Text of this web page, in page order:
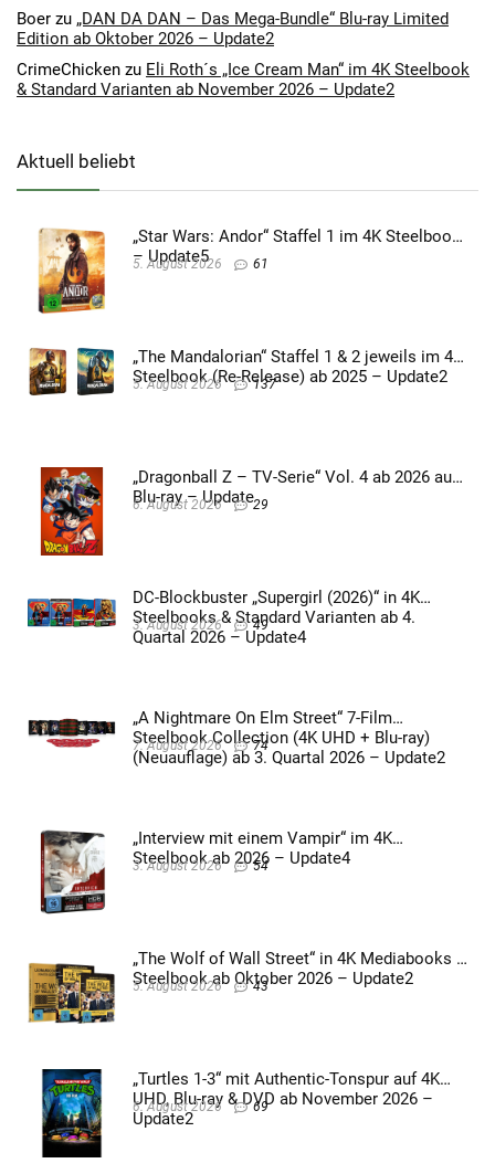
Boer zu „DAN DA DAN – Das Mega-Bundle“ Blu-ray Limited
Edition ab Oktober 2026 – Update2
CrimeChicken zu Eli Roth´s „Ice Cream Man“ im 4K Steelbook
& Standard Varianten ab November 2026 – Update2
Aktuell beliebt
„Star Wars: Andor“ Staffel 1 im 4K Steelbook
– Update5
5. August 2026 61
„The Mandalorian“ Staffel 1 & 2 jeweils im 4K
Steelbook (Re-Release) ab 2025 – Update2
5. August 2026 137
„Dragonball Z – TV-Serie“ Vol. 4 ab 2026 auf
Blu-ray – Update
6. August 2026 29
DC-Blockbuster „Supergirl (2026)“ in 4K
Steelbooks & Standard Varianten ab 4.
Quartal 2026 – Update4
3. August 2026 49
„A Nightmare On Elm Street“ 7-Film
Steelbook Collection (4K UHD + Blu-ray)
(Neuauflage) ab 3. Quartal 2026 – Update2
7. August 2026 74
„Interview mit einem Vampir“ im 4K
Steelbook ab 2026 – Update4
3. August 2026 54
„The Wolf of Wall Street“ in 4K Mediabooks &
Steelbook ab Oktober 2026 – Update2
5. August 2026 43
„Turtles 1-3“ mit Authentic-Tonspur auf 4K
UHD, Blu-ray & DVD ab November 2026 –
Update2
6. August 2026 69